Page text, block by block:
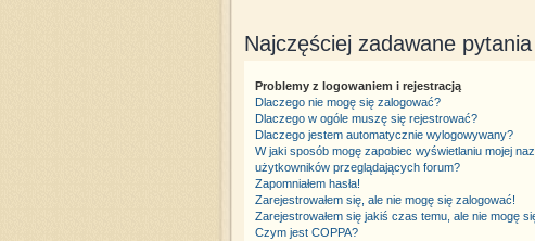
Najczęściej zadawane pytania
Problemy z logowaniem i rejestracją
Dlaczego nie mogę się zalogować?
Dlaczego w ogóle muszę się rejestrować?
Dlaczego jestem automatycznie wylogowywany?
W jaki sposób mogę zapobiec wyświetlaniu mojej
użytkowników przeglądających forum?
Zapomniałem hasła!
Zarejestrowałem się, ale nie mogę się zalogować!
Zarejestrowałem się jakiś czas temu, ale nie mogę
Czym jest COPPA?